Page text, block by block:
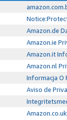
Amazon.de
Amazon.ie
Amazon.it
Amazon.nl
Informacja O
Aviso de